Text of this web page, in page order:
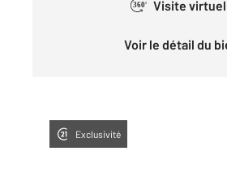
360° Visite
Voir le détail du
Exclusivité